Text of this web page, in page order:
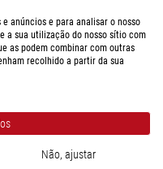
especialà base de celulose. Isto
ainda assim, estável.
que se basearam em
Barents, Le Maire, Tasman e
com pé
anúncios e para analisar o nosso
a sua utilização do nosso sítio com
as podem combinar com outras
recolhido a partir da sua
Não, ajustar